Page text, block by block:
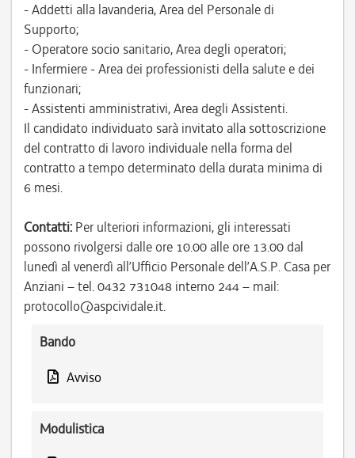
- Addetti alla lavanderia, Area del Personale di
Supporto;
- Operatore socio sanitario, Area degli operatori;
- Infermiere - Area dei professionisti della salute e dei
funzionari;
- Assistenti amministrativi, Area degli Assistenti.
Il candidato individuato sarà invitato alla sottoscrizione
del contratto di lavoro individuale nella forma del
contratto a tempo determinato della durata minima di
6 mesi.
Contatti: Per ulteriori informazioni, gli interessati
possono rivolgersi dalle ore 10.00 alle ore 13.00 dal
lunedì al venerdì all’Ufficio Personale dell’A.S.P. Casa per
Anziani – tel. 0432 731048 interno 244 – mail:
protocollo@aspcividale.it.
Bando
Avviso
Modulistica